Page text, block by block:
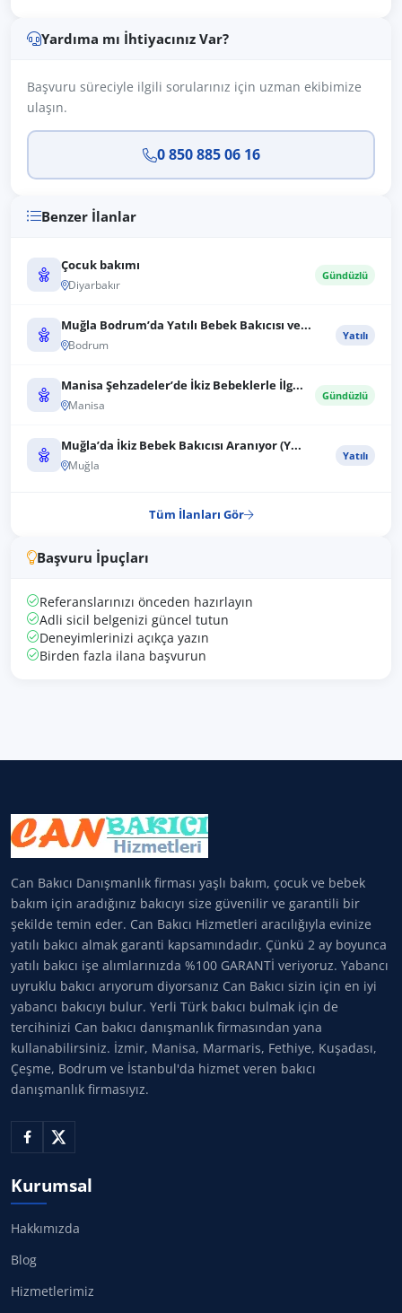
Yardıma mı İhtiyacınız Var?
Başvuru süreciyle ilgili sorularınız için uzman ekibimize
ulaşın.
0 850 885 06 16
Benzer İlanlar
Çocuk bakımı
Diyarbakır
Gündüzlü
Muğla Bodrum’da Yatılı Bebek Bakıcısı ve...
Bodrum
Yatılı
Manisa Şehzadeler’de İkiz Bebeklerle İlg...
Manisa
Gündüzlü
Muğla’da İkiz Bebek Bakıcısı Aranıyor (Y...
Muğla
Yatılı
Tüm İlanları Gör
Başvuru İpuçları
Referanslarınızı önceden hazırlayın
Adli sicil belgenizi güncel tutun
Deneyimlerinizi açıkça yazın
Birden fazla ilana başvurun
Can Bakıcı Danışmanlık firması yaşlı bakım, çocuk ve bebek
bakım için aradığınız bakıcıyı size güvenilir ve garantili bir
şekilde temin eder. Can Bakıcı Hizmetleri aracılığıyla evinize
yatılı bakıcı almak garanti kapsamındadır. Çünkü 2 ay boyunca
yatılı bakıcı işe alımlarınızda %100 GARANTİ veriyoruz. Yabancı
uyruklu bakıcı arıyorum diyorsanız Can Bakıcı sizin için en iyi
yabancı bakıcıyı bulur. Yerli Türk bakıcı bulmak için de
tercihinizi Can bakıcı danışmanlık firmasından yana
kullanabilirsiniz. İzmir, Manisa, Marmaris, Fethiye, Kuşadası,
Çeşme, Bodrum ve İstanbul'da hizmet veren bakıcı
danışmanlık firmasıyız.
Kurumsal
Hakkımızda
Blog
Hizmetlerimiz